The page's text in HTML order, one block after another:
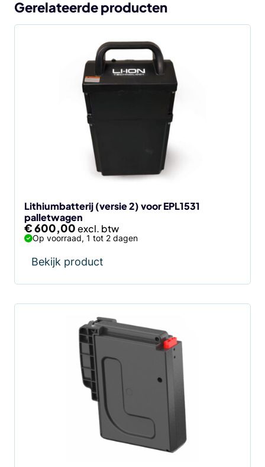
Gerelateerde producten
Lithiumbatterij (versie 2) voor EPL1531
palletwagen
€600,00
Op voorraad, 1 tot 2 dagen
Bekijk product